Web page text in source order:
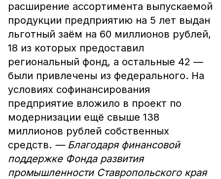
расширение ассортимента выпускаемой
продукции предприятию на 5 лет выдан
льготный заём на 60 миллионов рублей,
18 из которых предоставил
региональный фонд, а остальные 42 —
были привлечены из федерального. На
условиях софинансирования
предприятие вложило в проект по
модернизации ещё свыше 138
миллионов рублей собственных
средств. — Благодаря финансовой
поддержке Фонда развития
промышленности Ставропольского края